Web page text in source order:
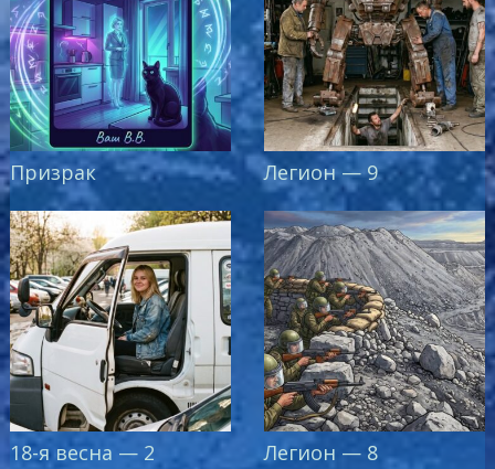
Призрак Легион — 9
18-я весна — 2 Легион — 8